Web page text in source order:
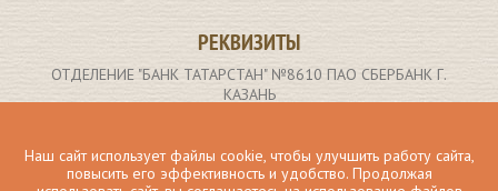
РЕКВИЗИТЫ
ОТДЕЛЕНИЕ "БАНК ТАТАРСТАН" №8610 ПАО СБЕРБАНК Г.
КАЗАНЬ
ИНН получателя: 1659173261
БИК 049205603
Наш сайт использует файлы cookie, чтобы улучшить работу сайта,
повысить его эффективность и удобство. Продолжая